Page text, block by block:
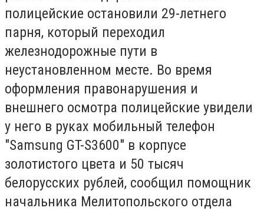
полицейские остановили 29-летнего
парня, который переходил
железнодорожные пути в
неустановленном месте. Во время
оформления правонарушения и
внешнего осмотра полицейские увидели
у него в руках мобильный телефон
"Samsung GT-S3600" в корпусе
золотистого цвета и 50 тысяч
белорусских рублей, сообщил помощник
начальника Мелитопольского отдела